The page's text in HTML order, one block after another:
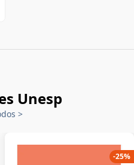
Unesp
>
-25%